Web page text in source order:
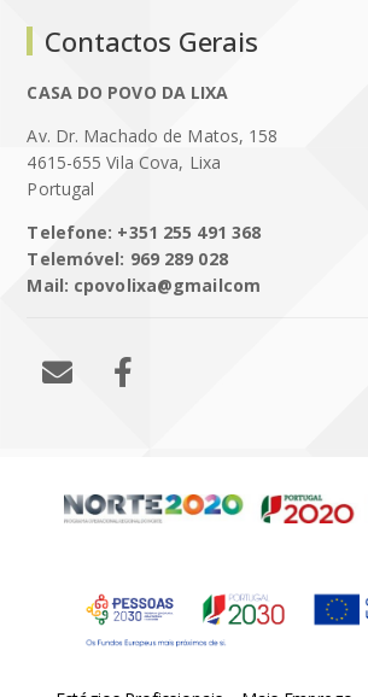
Contactos Gerais
CASA DO POVO DA LIXA
Av. Dr. Machado de Matos, 158
4615-655 Vila Cova, Lixa
Portugal
Telefone: +351 255 491 368
Telemóvel: 969 289 028
Mail: cpovolixa@gmailcom